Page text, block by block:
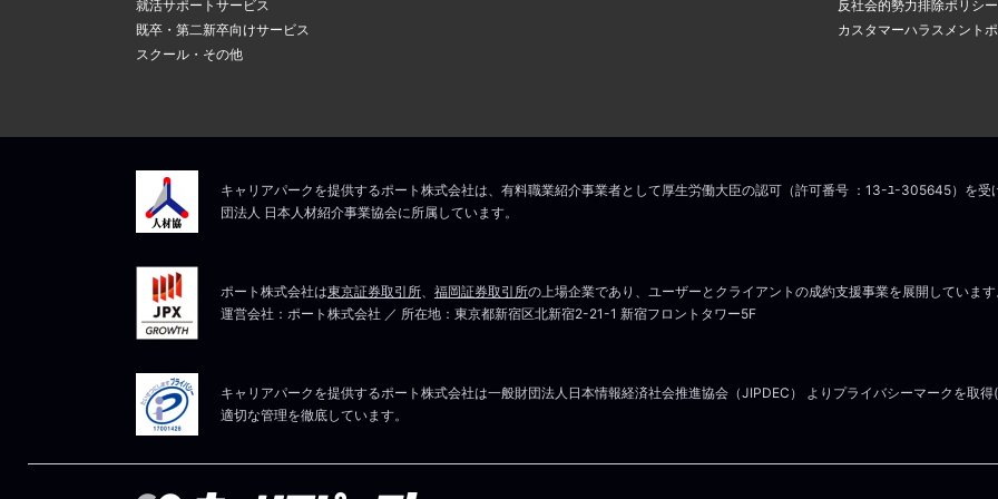
就活サポートサービス
既卒・第二新卒向けサービス
スクール・その他
反社会的勢力排除ポリシー
カスタマーハラスメント